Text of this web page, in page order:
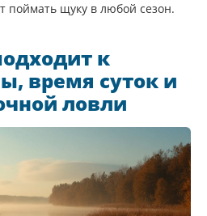
поймать щуку в любой сезон.
к
время суток и
ловли